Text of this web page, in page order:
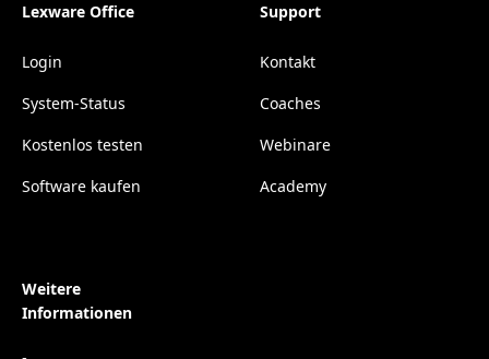
Lexware Office
Login
System-Status
Kostenlos testen
Software kaufen
Support
Kontakt
Coaches
Webinare
Academy
Weitere
Informationen